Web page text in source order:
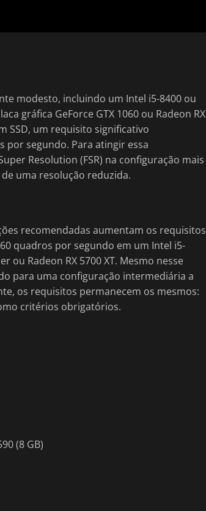
modesto, incluindo um Intel i5-8400 ou
gráfica GeForce GTX 1060 ou Radeon RX
SSD, um requisito significativo
por segundo. Para atingir essa
Resolution (FSR) na configuração mais
uma resolução reduzida.
recomendadas aumentam os requisitos
quadros por segundo em um Intel i5-
ou Radeon RX 5700 XT. Mesmo nesse
para uma configuração intermediária a
os requisitos permanecem os mesmos:
critérios obrigatórios.
(8 GB)